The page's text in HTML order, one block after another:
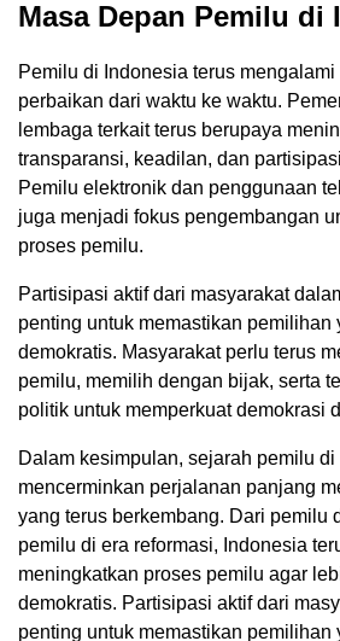
Masa Depan Pemilu di
Pemilu di Indonesia terus
perbaikan dari waktu ke waktu.
lembaga terkait terus berupaya
transparansi, keadilan, dan
Pemilu elektronik dan penggunaan
juga menjadi fokus pengembangan
proses pemilu.
Partisipasi aktif dari masyarakat
penting untuk memastikan pemilihan
demokratis. Masyarakat perlu terus
pemilu, memilih dengan bijak, serta
politik untuk memperkuat demokrasi
Dalam kesimpulan, sejarah pemilu di
mencerminkan perjalanan panjang
yang terus berkembang. Dari pemilu
pemilu di era reformasi, Indonesia
meningkatkan proses pemilu agar
demokratis. Partisipasi aktif dari
penting untuk memastikan pemilihan